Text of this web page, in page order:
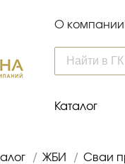
О компании
Каталог
/ ЖБИ / Сваи